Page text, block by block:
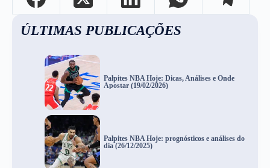
ÚLTIMAS PUBLICAÇÕES
Palpites NBA Hoje: Dicas, Análises e Onde
Apostar (19/02/2026)
Palpites NBA Hoje: prognósticos e análises do
dia (26/12/2025)